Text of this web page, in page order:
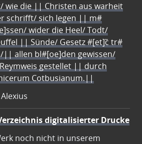
wie die || Christen aus warheit
schrifft/ sich legen || m#
wider die Heel/ Todt/
|| Sünde/ Gesetz #[et]c̃ tr#
|| allen bl#[oe]den gewissen/
gestellet || durch
Cotbusianum.||
digitalisierter Drucke
noch nicht in unserem